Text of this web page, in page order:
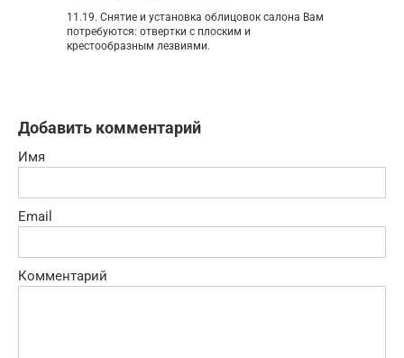
11.19. Снятие и установка облицовок салона Вам
потребуются: отвертки с плоским и
крестообразным лезвиями.
Добавить комментарий
Имя
Email
Комментарий